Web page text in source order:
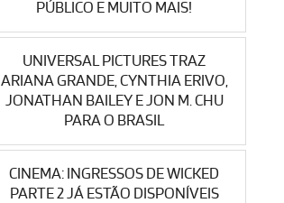
PÚBLICO E MUITO MAIS!
UNIVERSAL PICTURES TRAZ
ARIANA GRANDE, CYNTHIA ERIVO,
JONATHAN BAILEY E JON M. CHU
PARA O BRASIL
CINEMA: INGRESSOS DE WICKED
PARTE 2 JÁ ESTÃO DISPONÍVEIS